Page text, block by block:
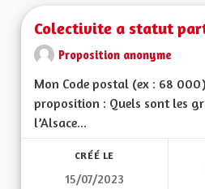
Colectivite a statut
Proposition anonyme
Mon Code postal (ex : 68
proposition : Quels sont les
l’Alsace...
CRÉÉ LE
15/07/2023